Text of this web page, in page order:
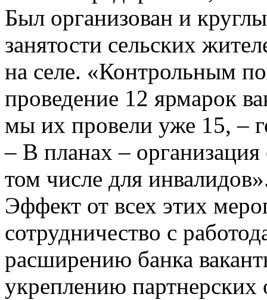
Был организован и
занятости сельских
на селе. «Контрольным
проведение 12 ярмарок
мы их провели уже 15, –
– В планах –
том числе для
Эффект от всех этих
сотрудничество с
расширению банка
укреплению